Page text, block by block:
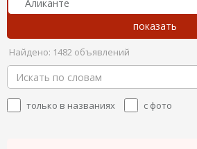
Найдено: 1482 объявлений
только в названиях с фото